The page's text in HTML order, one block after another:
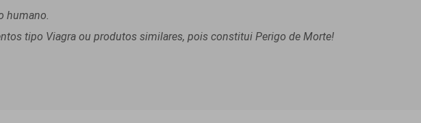
humano.
tipo Viagra ou produtos similares, pois constitui Perigo de Morte!